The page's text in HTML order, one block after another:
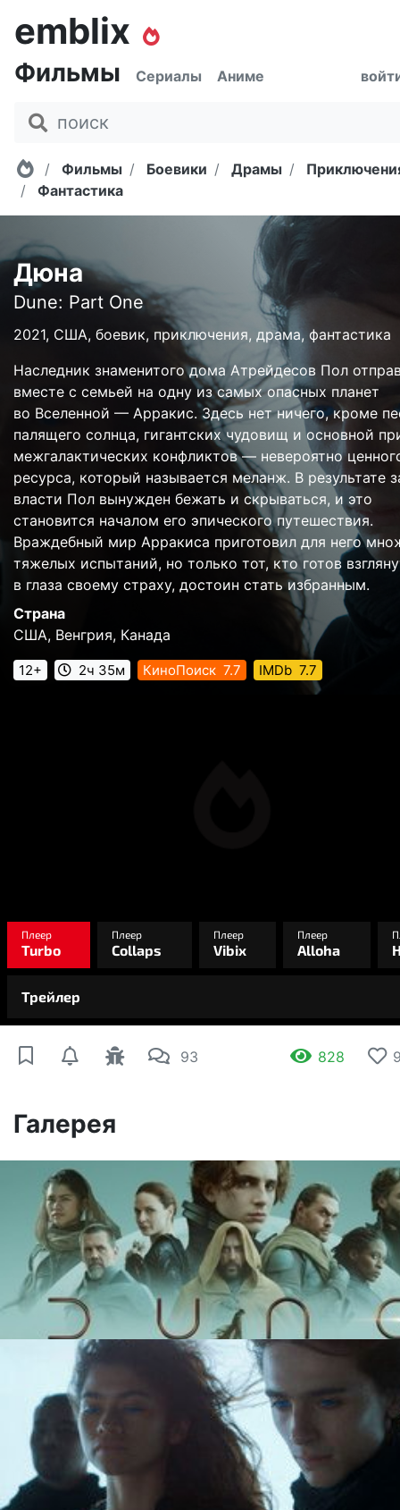
emblix
Фильмы Сериалы Аниме
Главная
Фильмы Боевики Драмы
Фантастика
Дюна
Dune: Part One
2021, США, боевик, приключения, драма, фантастика
Наследник знаменитого дома Атрейдесов Пол
вместе с семьей на одну из самых опасных планет
во Вселенной — Арракис. Здесь нет ничего, кроме
палящего солнца, гигантских чудовищ и основной
межгалактических конфликтов — невероятно
ресурса, который называется меланж. В результате
власти Пол вынужден бежать и скрываться, и это
становится началом его эпического путешествия.
Враждебный мир Арракиса приготовил для него
тяжелых испытаний, но только тот, кто готов
в глаза своему страху, достоин стать избранным.
Страна
США, Венгрия, Канада
12+ 2ч 35м КиноПоиск 7.7 IMDb 7.7
93 828
Галерея